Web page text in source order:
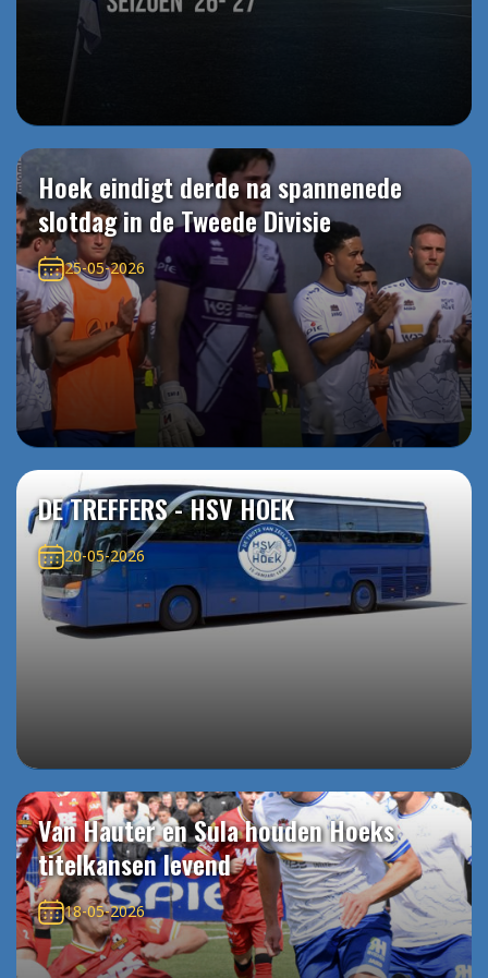
Hoek eindigt derde na spannenede
slotdag in de Tweede Divisie
25-05-2026
DE TREFFERS - HSV HOEK
20-05-2026
Van Hauter en Sula houden Hoeks
titelkansen levend
18-05-2026